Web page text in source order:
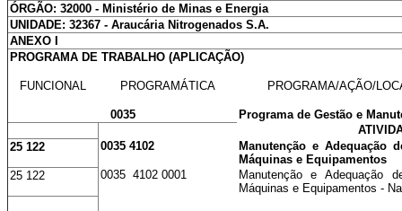
ÓRGÃO: 32000 - Ministério de Minas e Energia
UNIDADE: 32367 - Araucária Nitrogenados S.A.
ANEXO I
PROGRAMA DE TRABALHO (APLICAÇÃO)
FUNCIONAL PROGRAMÁTICA PROGRAMA/AÇÃO/
0035
Programa de Gestão e
25 122
0035 4102
Manutenção e Adequação
Máquinas e Equipamentos
25 122
0035 4102 0001
Manutenção e Adequação
Máquinas e Equipamentos -